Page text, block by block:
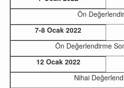
Ön
7-8 Ocak 2022
Ön Değerlendirme
12 Ocak 2022
Nihai